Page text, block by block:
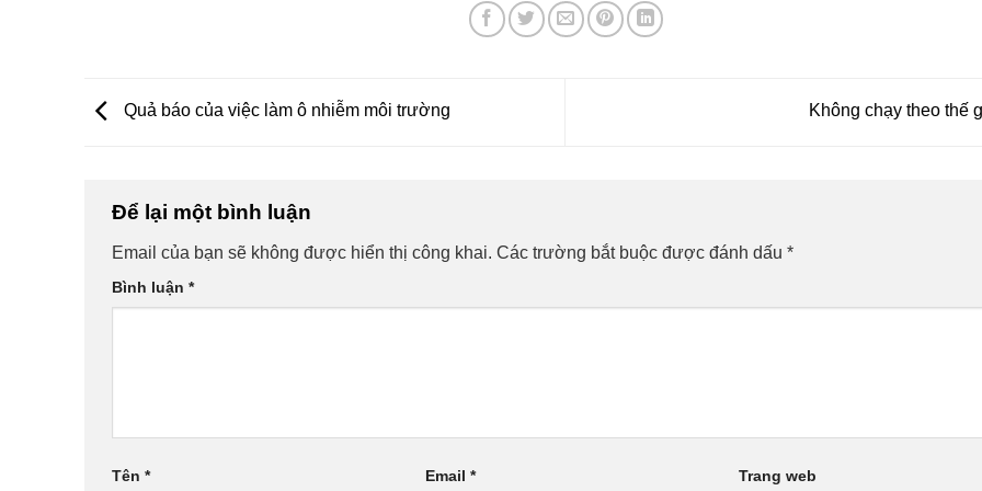
Quả báo của việc làm ô nhiễm môi trường Không chạy theo thế
Để lại một bình luận
Email của bạn sẽ không được hiển thị công khai. Các trường bắt buộc được đánh dấu *
Bình luận *
Tên * Email * Trang web